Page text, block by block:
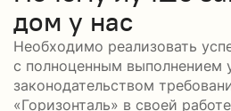
дом у нас
Необходимо реализовать
с полноценным выполнением
законодательством
«Горизонталь» в своей